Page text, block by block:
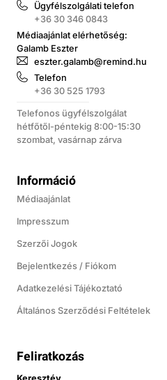
Ügyfélszolgálati telefon
+36 30 346 0843
Médiaajánlat elérhetőség:
Galamb Eszter
eszter.galamb@remind.hu
Telefon
+36 30 525 1793
Telefonos ügyfélszolgálat
hétfőtől-péntekig 8:00-15:30
szombat, vasárnap zárva
Információ
Médiaajánlat
Impresszum
Szerzői Jogok
Bejelentkezés / Fiókom
Adatkezelési Tájékoztató
Általános Szerződési Feltételek
Feliratkozás